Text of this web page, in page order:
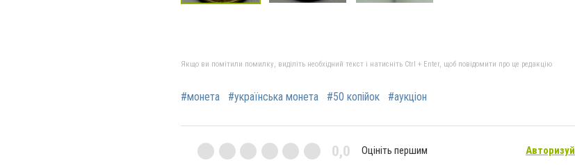
Якщо ви помітили помилку, виділіть необхідний текст і натисніть Ctrl + Enter, щоб повідомити про це редакцію
#монета #українська монета #50 копійок #аукціон
0,0 Оцініть першим